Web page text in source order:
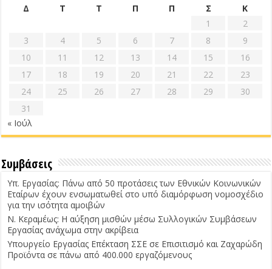
Δ
Τ Τ Π Π Σ
Κ
1
2
3
4 5 6 7 8
9
10
11 12 13 14 15
16
17
18 19 20 21 22
23
24
25 26 27 28 29
30
31
« Ιούλ
Συμβάσεις
Υπ. Εργασίας: Πάνω από 50 προτάσεις των Εθνικών Κοινωνικών
Εταίρων έχουν ενσωματωθεί στο υπό διαμόρφωση νομοσχέδιο
για την ισότητα αμοιβών
Ν. Κεραμέως: Η αύξηση μισθών μέσω Συλλογικών Συμβάσεων
Εργασίας ανάχωμα στην ακρίβεια
Υπουργείο Εργασίας Επέκταση ΣΣΕ σε Επισιτισμό και Ζαχαρώδη
Προϊόντα σε πάνω από 400.000 εργαζόμενους